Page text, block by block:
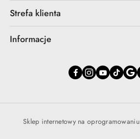
Strefa klienta
Informacje
Sklep internetowy na oprogramowaniu